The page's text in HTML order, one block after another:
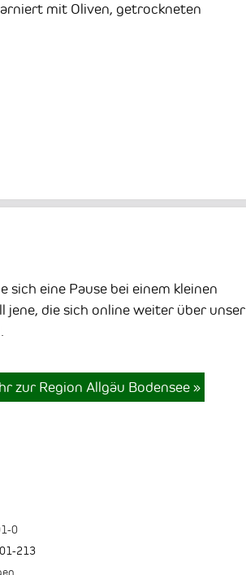
mit Oliven, getrockneten
eine Pause bei einem kleinen
jene, die sich online weiter über unser
.
zur Region Allgäu Bodensee»
0
213